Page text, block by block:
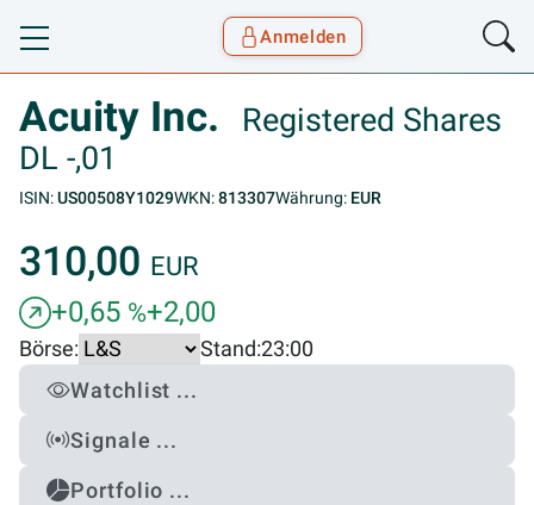
Toggle navigation
Anmelden
Acuity Inc.
Registered Shares
DL -,01
ISIN:US00508Y1029WKN:813307Währung: EUR
310,00 EUR
+0,65 %+2,00
Börse: Stand:23:00
Watchlist ...
Signale ...
Portfolio ...